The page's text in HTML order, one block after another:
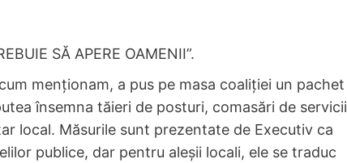
SĂ APERE OAMENII”.
menționam, a pus pe masa coaliției un pachet
însemna tăieri de posturi, comasări de servicii
local. Măsurile sunt prezentate de Executiv ca
publice, dar pentru aleșii locali, ele se traduc